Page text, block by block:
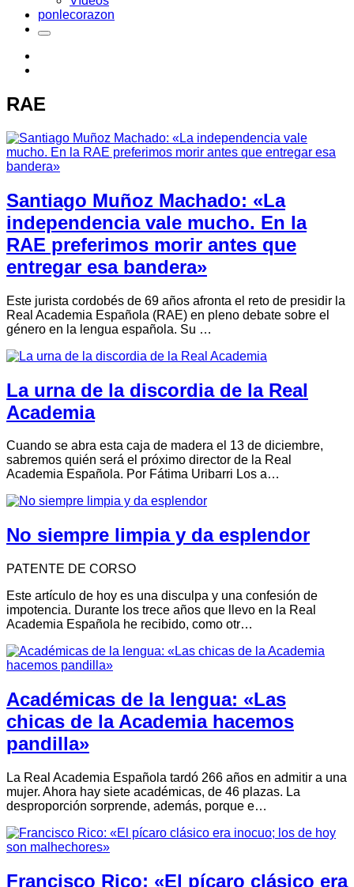
ponlecorazon
RAE
Santiago Muñoz Machado: «La
independencia vale mucho. En la
RAE preferimos morir antes que
entregar esa bandera»
Este jurista cordobés de 69 años afronta el reto de presidir la
Real Academia Española (RAE) en pleno debate sobre el
género en la lengua española. Su …
La urna de la discordia de la Real
Academia
Cuando se abra esta caja de madera el 13 de diciembre,
sabremos quién será el próximo director de la Real
Academia Española. Por Fátima Uribarri Los a…
No siempre limpia y da esplendor
PATENTE DE CORSO
Este artículo de hoy es una disculpa y una confesión de
impotencia. Durante los trece años que llevo en la Real
Academia Española he recibido, como otr…
Académicas de la lengua: «Las
chicas de la Academia hacemos
pandilla»
La Real Academia Española tardó 266 años en admitir a una
mujer. Ahora hay siete académicas, de 46 plazas. La
desproporción sorprende, además, porque e…
Francisco Rico: «El pícaro clásico era